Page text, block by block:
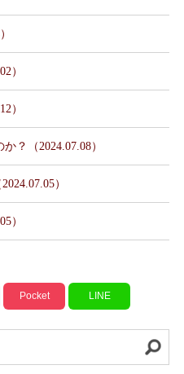
）
）
？（2024.07.08）
）
）
Pocket LINE